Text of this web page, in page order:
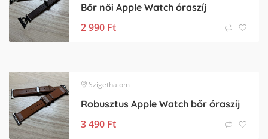
Bőr női Apple Watch óraszíj
2 990 Ft
Szigethalom
Robusztus Apple Watch bőr óraszíj
3 490 Ft